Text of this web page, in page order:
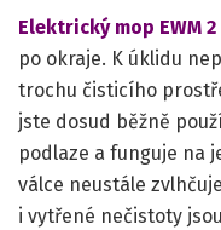
Elektrický mop EWM 2
po okraje. K úklidu
trochu čisticího
jste dosud běžně
podlaze a funguje na
válce neustále
i vytřené nečistoty